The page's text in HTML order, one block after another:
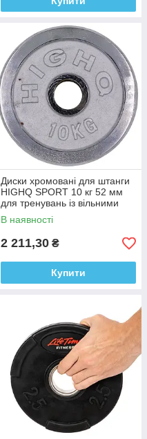
Диски хромовані для штанги
HIGHQ SPORT 10 кг 52 мм
для тренувань із вільними
вагами
В наявності
2 211,30 ₴
Купити